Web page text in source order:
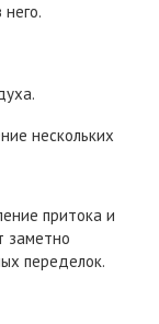
нескольких
притока и
заметно
переделок.